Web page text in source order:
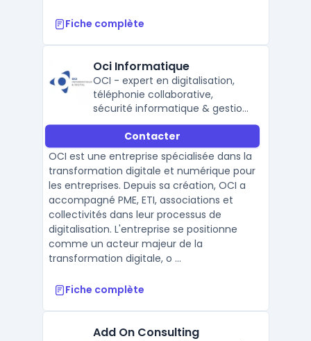
Fiche complète
Oci Informatique
OCI - expert en digitalisation,
téléphonie collaborative,
sécurité informatique & gestion
de parc PC.
Contacter
OCI est une entreprise spécialisée dans la
transformation digitale et numérique pour
les entreprises. Depuis sa création, OCI a
accompagné PME, ETI, associations et
collectivités dans leur processus de
digitalisation. L'entreprise se positionne
comme un acteur majeur de la
transformation digitale, o ...
Fiche complète
Add On Consulting